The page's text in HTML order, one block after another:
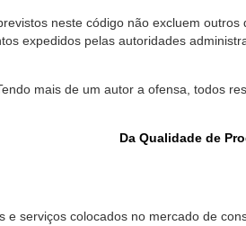
neste código não excluem
expedidos pelas autoridades
mais de um autor a ofensa, todos
Da Qualidade de
e serviços colocados no mercado de